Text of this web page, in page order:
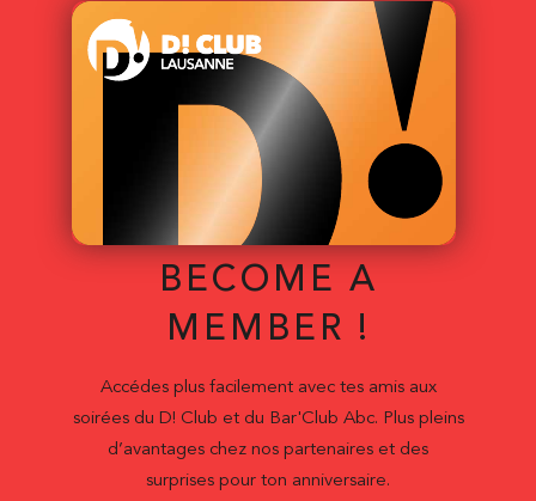
BECOME A
MEMBER !
Accédes plus facilement avec tes amis aux
soirées du D! Club et du Bar'Club Abc. Plus pleins
d’avantages chez nos partenaires et des
surprises pour ton anniversaire.